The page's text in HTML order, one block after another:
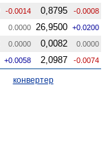
-0.0014 0,8795 -0.0008
0.0000 26,9500 +0.0200
0.0000 0,0082 0.0000
+0.0058 2,0987 -0.0074
конвертер